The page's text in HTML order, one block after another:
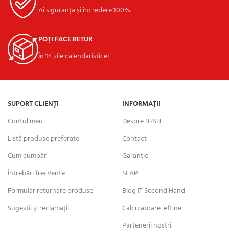
Ai siguranța și încredere 100%.
POȚI FACE RETUR
În 14 zile calendaristice!
SUPORT CLIENȚI
Contul meu
Listă produse preferate
Cum cumpăr
Întrebări frecvente
Formular returnare produse
Sugestii și reclamații
INFORMAȚII
Despre IT-SH
Contact
Garanție
SEAP
Blog IT Second Hand
Calculatoare ieftine
Partenerii nostri